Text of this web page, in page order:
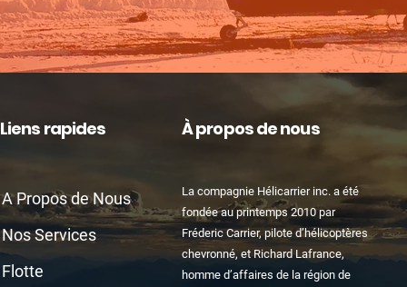
Liens rapides À propos de nous
A Propos de Nous
Nos Services
Flotte
La compagnie Hélicarrier inc. a été
fondée au printemps 2010 par
Fréderic Carrier, pilote d’hélicoptères
chevronné, et Richard Lafrance,
homme d’affaires de la région de